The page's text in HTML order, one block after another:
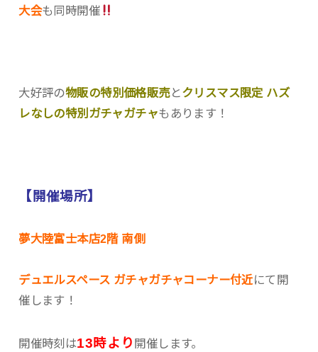
大会も同時開催
大好評の物販の特別価格販売とクリスマス限定 ハズ
レなしの特別ガチャガチャもあります！
【開催場所】
夢大陸富士本店2階 南側
デュエルスペース ガチャガチャコーナー付近にて開
催します！
開催時刻は13時より 開催します。